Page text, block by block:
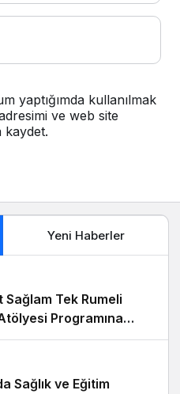
yaptığımda kullanılmak
ve web site
kaydet.
Yeni Haberler
Tek Rumeli
Programına
Sağlık ve Eğitim